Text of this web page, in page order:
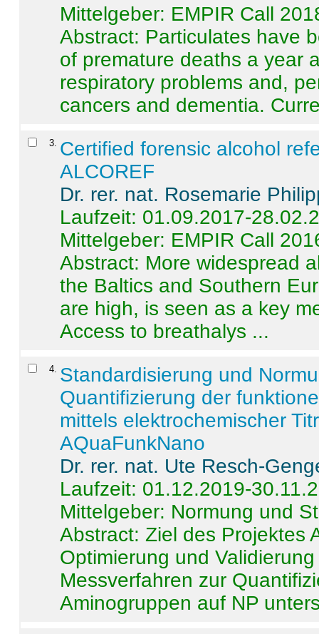
Mittelgeber: EMPIR Call
Abstract: Particulates have
of premature deaths a year
respiratory problems and,
cancers and dementia.
3 Certified forensic alcohol
ALCOREF
Dr. rer. nat. Rosemarie
Laufzeit: 01.09.2017-
Mittelgeber: EMPIR Call
Abstract: More widespread
the Baltics and Southern
are high, is seen as a key
Access to breathalys ...
4 Standardisierung und
Quantifizierung der
mittels elektrochemischer
AQuaFunkNano
Dr. rer. nat. Ute Resch-
Laufzeit: 01.12.2019-
Mittelgeber: Normung und
Abstract:Ziel des Projektes
Optimierung und
Messverfahren zur
Aminogruppen auf NP